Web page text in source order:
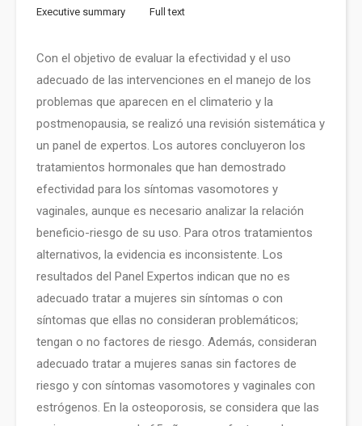
Executive summary Full text
Con el objetivo de evaluar la efectividad y el uso
adecuado de las intervenciones en el manejo de los
problemas que aparecen en el climaterio y la
postmenopausia, se realizó una revisión sistemática y
un panel de expertos. Los autores concluyeron los
tratamientos hormonales que han demostrado
efectividad para los síntomas vasomotores y
vaginales, aunque es necesario analizar la relación
beneficio-riesgo de su uso. Para otros tratamientos
alternativos, la evidencia es inconsistente. Los
resultados del Panel Expertos indican que no es
adecuado tratar a mujeres sin síntomas o con
síntomas que ellas no consideran problemáticos;
tengan o no factores de riesgo. Además, consideran
adecuado tratar a mujeres sanas sin factores de
riesgo y con síntomas vasomotores y vaginales con
estrógenos. En la osteoporosis, se considera que las